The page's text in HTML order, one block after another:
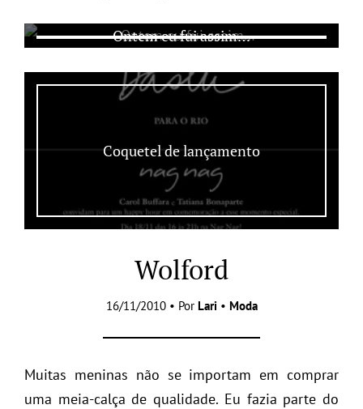
Ontem eu fui assim…
Coquetel de lançamento
Wolford
16/11/2010 • Por Lari • Moda
Muitas meninas não se importam em comprar
uma meia-calça de qualidade. Eu fazia parte do